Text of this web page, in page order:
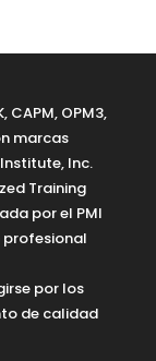
CAPM, OPM3,
marcas
Inc.
Training
por el PMI
por los
de calidad